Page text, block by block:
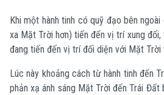
Khi một hành tinh có quỹ đạo bên
xa Mặt Trời hơn) tiến đến vị trí xung đối,
đang tiến đến vị trí đối diện với Mặt Trời
Lúc này khoảng cách từ hành tinh đến
phản xạ ánh sáng Mặt Trời đến Trái Đất